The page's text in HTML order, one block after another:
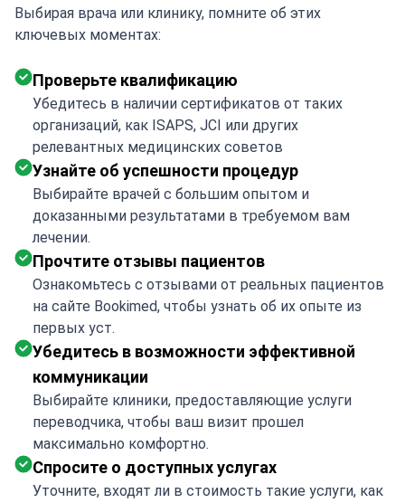
Выбирая врача или клинику, помните об этих
ключевых моментах:
Проверьте квалификацию
Убедитесь в наличии сертификатов от таких
организаций, как ISAPS, JCI или других
релевантных медицинских советов
Узнайте об успешности процедур
Выбирайте врачей с большим опытом и
доказанными результатами в требуемом вам
лечении.
Прочтите отзывы пациентов
Ознакомьтесь с отзывами от реальных пациентов
на сайте Bookimed, чтобы узнать об их опыте из
первых уст.
Убедитесь в возможности эффективной
коммуникации
Выбирайте клиники, предоставляющие услуги
переводчика, чтобы ваш визит прошел
максимально комфортно.
Спросите о доступных услугах
Уточните, входят ли в стоимость такие услуги, как